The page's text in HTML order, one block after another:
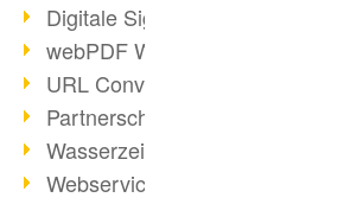
Digitale Signaturen - Teil 3
webPDF Webservices Signature
URL Converter mit wsclient
Partnerschaft mit d.vinci
Wasserzeichen per wsclient
Webservice via Ant-Task Bibliothek